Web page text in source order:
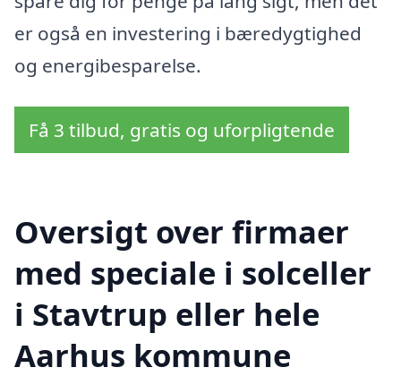
er også en investering i bæredygtighed
og energibesparelse.
Få 3 tilbud, gratis og uforpligtende
Oversigt over firmaer
med speciale i solceller
i Stavtrup eller hele
Aarhus kommune